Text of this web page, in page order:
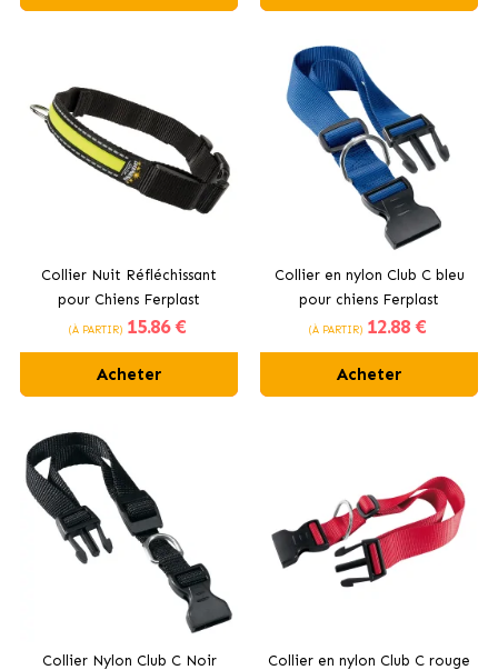
Collier Nuit Réfléchissant
pour Chiens Ferplast
(À PARTIR) 15.86 €
Acheter
Collier en nylon Club C bleu
pour chiens Ferplast
(À PARTIR) 12.88 €
Acheter
Collier Nylon Club C Noir
Collier en nylon Club C rouge